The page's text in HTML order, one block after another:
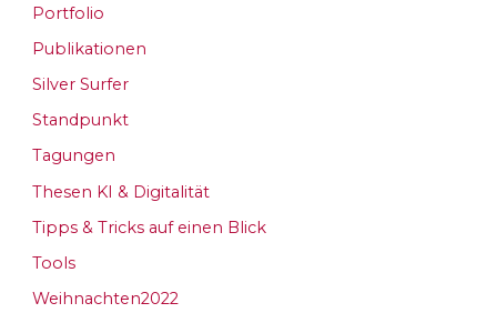
Portfolio
Publikationen
Silver Surfer
Standpunkt
Tagungen
Thesen KI & Digitalität
Tipps & Tricks auf einen Blick
Tools
Weihnachten2022